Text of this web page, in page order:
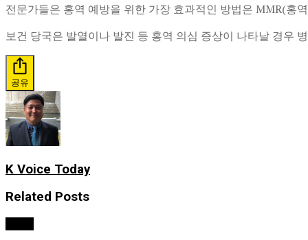
전문가들은 홍역 예방을 위한 가장 효과적인 방법은 MMR(홍
보건 당국은 발열이나 발진 등 홍역 의심 증상이 나타날 경우
공유
K Voice Today
Related Posts